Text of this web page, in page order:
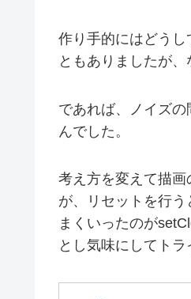
作り手的にはどう
ともありましたが、
であれば、ノイズ
んでした。
考え方を変えて描
が、リセットを行
まくいったのが
とし気味にしてト